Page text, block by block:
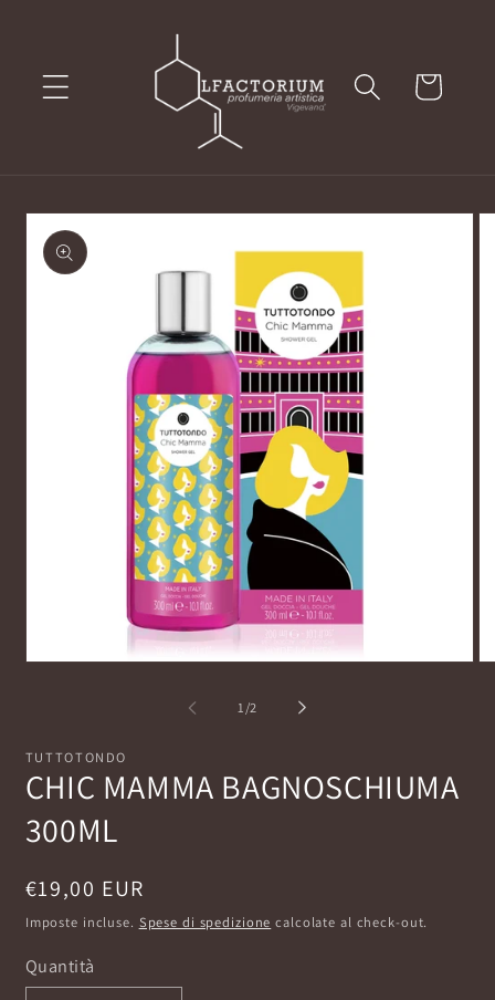
Carrello
Passa alle
informazioni
sul prodotto
finestra
1/su2
TUTTOTONDO
CHIC MAMMA BAGNOSCHIUMA
300ML
Prezzo
di
€19,00 EUR
Imposte incluse. Spese di spedizione calcolate al check-out.
Quantità